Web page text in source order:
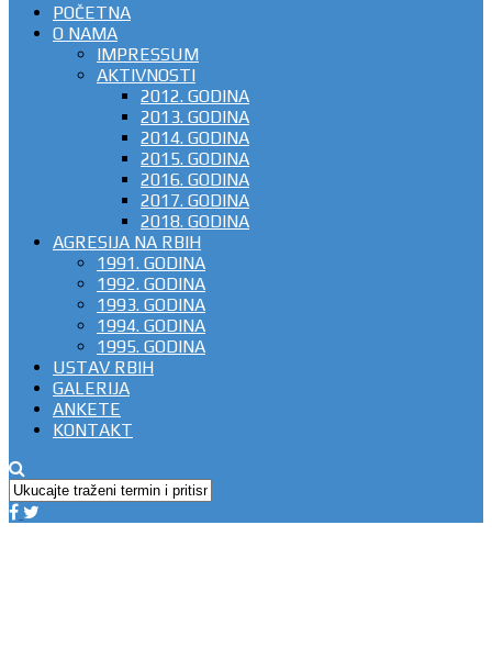
POČETNA
O NAMA
IMPRESSUM
AKTIVNOSTI
2012. GODINA
2013. GODINA
2014. GODINA
2015. GODINA
2016. GODINA
2017. GODINA
2018. GODINA
AGRESIJA NA RBIH
1991. GODINA
1992. GODINA
1993. GODINA
1994. GODINA
1995. GODINA
USTAV RBIH
GALERIJA
ANKETE
KONTAKT